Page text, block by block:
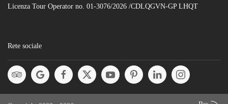
Licenza Tour Operator no. 01-3076/2026 /CDLQGVN-GP LHQT
Rete sociale